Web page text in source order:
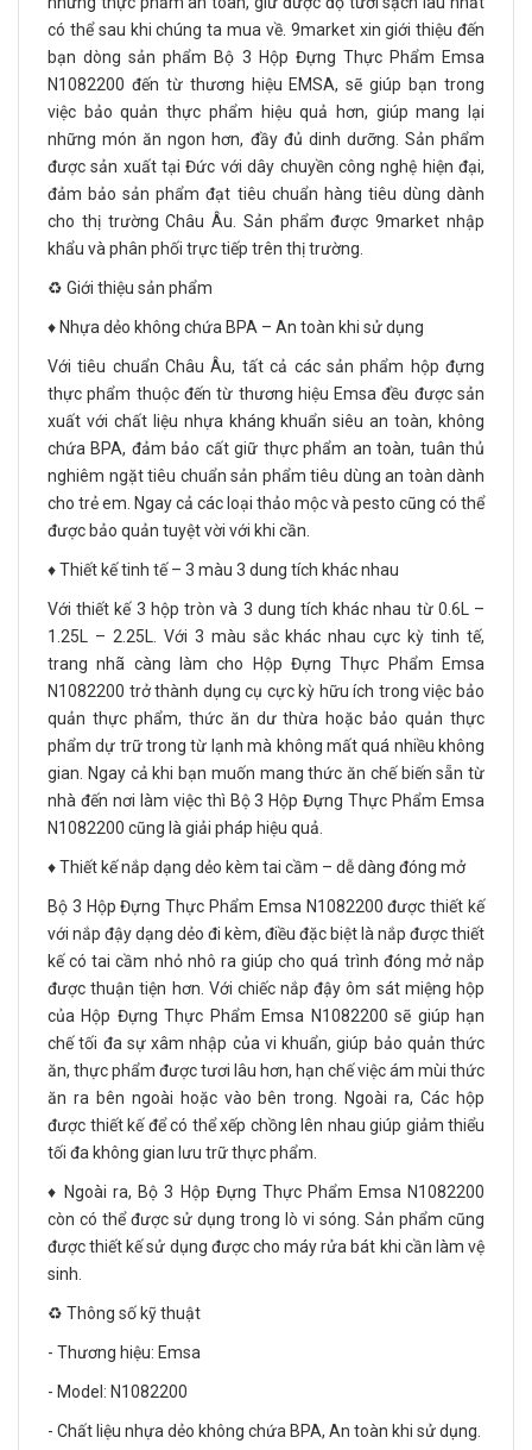
có thể sau khi chúng ta mua về. 9market xin giới thiệu đến
bạn dòng sản phẩm Bộ 3 Hộp Đựng Thực Phẩm Emsa
N1082200 đến từ thương hiệu EMSA, sẽ giúp bạn trong
việc bảo quản thực phẩm hiệu quả hơn, giúp mang lại
những món ăn ngon hơn, đầy đủ dinh dưỡng. Sản phẩm
được sản xuất tại Đức với dây chuyền công nghệ hiện đại,
đảm bảo sản phẩm đạt tiêu chuẩn hàng tiêu dùng dành
cho thị trường Châu Âu. Sản phẩm được 9market nhập
khẩu và phân phối trực tiếp trên thị trường.
♻️ Giới thiệu sản phẩm
♦️ Nhựa dẻo không chứa BPA – An toàn khi sử dụng
Với tiêu chuẩn Châu Âu, tất cả các sản phẩm hộp đựng
thực phẩm thuộc đến từ thương hiệu Emsa đều được sản
xuất với chất liệu nhựa kháng khuẩn siêu an toàn, không
chứa BPA, đảm bảo cất giữ thực phẩm an toàn, tuân thủ
nghiêm ngặt tiêu chuẩn sản phẩm tiêu dùng an toàn dành
cho trẻ em. Ngay cả các loại thảo mộc và pesto cũng có thể
được bảo quản tuyệt vời với khi cần.
♦️ Thiết kế tinh tế – 3 màu 3 dung tích khác nhau
Với thiết kế 3 hộp tròn và 3 dung tích khác nhau từ 0.6L –
1.25L – 2.25L. Với 3 màu sắc khác nhau cực kỳ tinh tế,
trang nhã càng làm cho Hộp Đựng Thực Phẩm Emsa
N1082200 trở thành dụng cụ cực kỳ hữu ích trong việc bảo
quản thực phẩm, thức ăn dư thừa hoặc bảo quản thực
phẩm dự trữ trong từ lạnh mà không mất quá nhiều không
gian. Ngay cả khi bạn muốn mang thức ăn chế biến sẵn từ
nhà đến nơi làm việc thì Bộ 3 Hộp Đựng Thực Phẩm Emsa
N1082200 cũng là giải pháp hiệu quả.
♦️ Thiết kế nắp dạng dẻo kèm tai cầm – dễ dàng đóng mở
Bộ 3 Hộp Đựng Thực Phẩm Emsa N1082200 được thiết kế
với nắp đậy dạng dẻo đi kèm, điều đặc biệt là nắp được thiết
kế có tai cầm nhỏ nhô ra giúp cho quá trình đóng mở nắp
được thuận tiện hơn. Với chiếc nắp đậy ôm sát miệng hộp
của Hộp Đựng Thực Phẩm Emsa N1082200 sẽ giúp hạn
chế tối đa sự xâm nhập của vi khuẩn, giúp bảo quản thức
ăn, thực phẩm được tươi lâu hơn, hạn chế việc ám mùi thức
ăn ra bên ngoài hoặc vào bên trong. Ngoài ra, Các hộp
được thiết kế để có thể xếp chồng lên nhau giúp giảm thiểu
tối đa không gian lưu trữ thực phẩm.
♦️ Ngoài ra, Bộ 3 Hộp Đựng Thực Phẩm Emsa N1082200
còn có thể được sử dụng trong lò vi sóng. Sản phẩm cũng
được thiết kế sử dụng được cho máy rửa bát khi cần làm vệ
sinh.
♻️ Thông số kỹ thuật
- Thương hiệu: Emsa
- Model: N1082200
- Chất liệu nhựa dẻo không chứa BPA, An toàn khi sử dụng.